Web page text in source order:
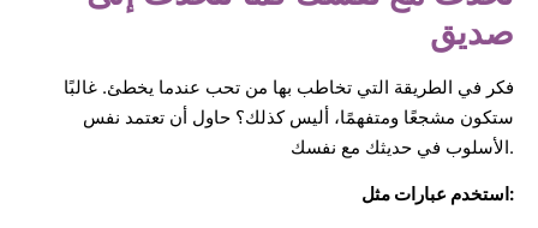
صديق
فكر في الطريقة التي تخاطب بها من تحب عندما يخطئ. غالبًا
ستكون مشجعًا ومتفهمًا، أليس كذلك؟ حاول أن تعتمد نفس
الأسلوب في حديثك مع نفسك.
استخدم عبارات مثل: